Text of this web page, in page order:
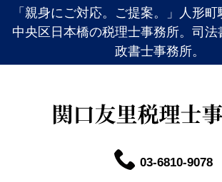
「親身にご対応。ご提案。」人形
中央区日本橋の税理士事務所。司
政書士事務所。
03-6810-9078